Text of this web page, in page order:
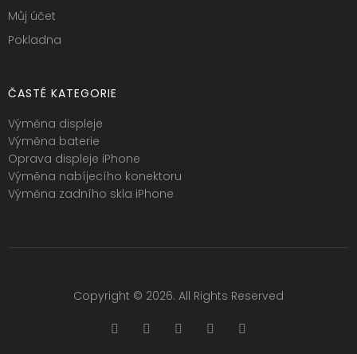
Můj účet
Pokladna
ČASTÉ KATEGORIE
Výměna displeje
Výměna baterie
Oprava displeje iPhone
Výměna nabíjecího konektoru
Výměna zadního skla iPhone
Copyright © 2026. All Rights Reserved